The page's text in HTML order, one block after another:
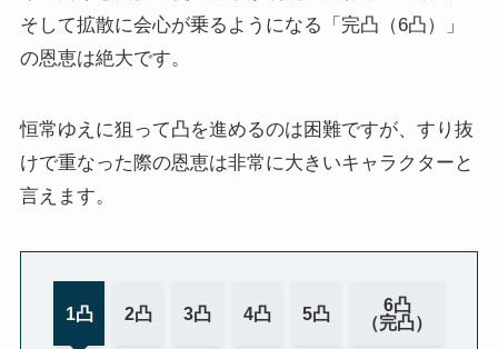
そして拡散に会心が乗るようになる「完凸（6凸）」
の恩恵は絶大です。
恒常ゆえに狙って凸を進めるのは困難ですが、すり抜
けで重なった際の恩恵は非常に大きいキャラクターと
言えます。
1凸 2凸 3凸 4凸 5凸
6凸
（完凸）